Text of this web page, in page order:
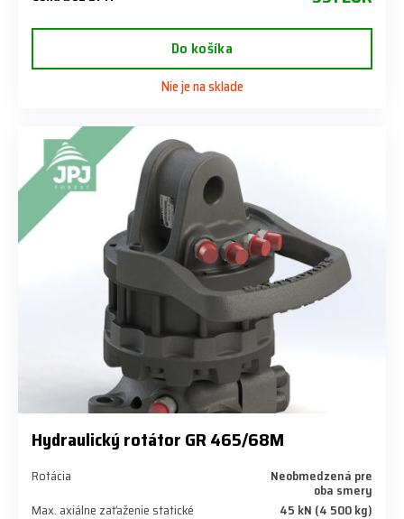
Do košíka
Nie je na sklade
Hydraulický rotátor GR 465/68M
Rotácia Neobmedzená pre
oba smery
Max. axiálne zaťaženie statické
45 kN (4 500 kg)